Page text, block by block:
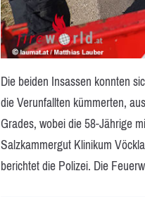
Die beiden Insassen konnten
die Verunfallten kümmerten,
Grades, wobei die 58-Jährige
Salzkammergut Klinikum
berichtet die Polizei. Die